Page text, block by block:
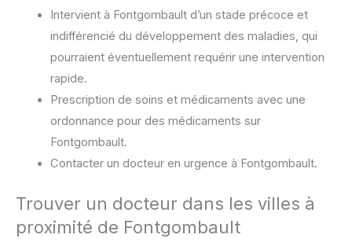
Intervient à Fontgombault d’un stade précoce et
indifférencié du développement des maladies, qui
pourraient éventuellement requérir une intervention
rapide.
Prescription de soins et médicaments avec une
ordonnance pour des médicaments sur
Fontgombault.
Contacter un docteur en urgence à Fontgombault.
Trouver un docteur dans les villes à
proximité de Fontgombault